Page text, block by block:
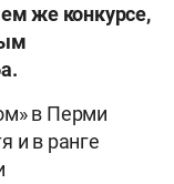
же конкурсе,
в Перми
и в ранге